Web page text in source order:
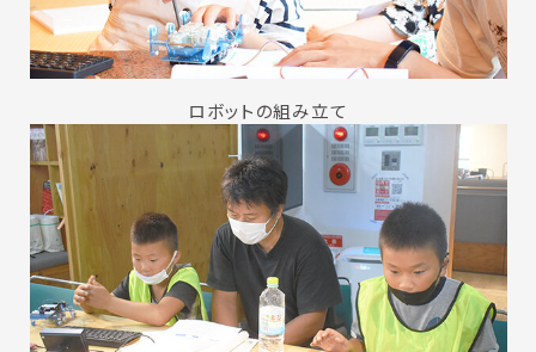
ロボットの組み立て